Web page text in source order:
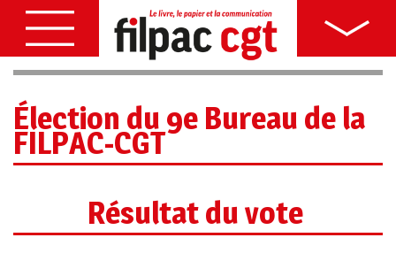
Élection du 9e Bureau de la
FILPAC-CGT
Résultat du vote